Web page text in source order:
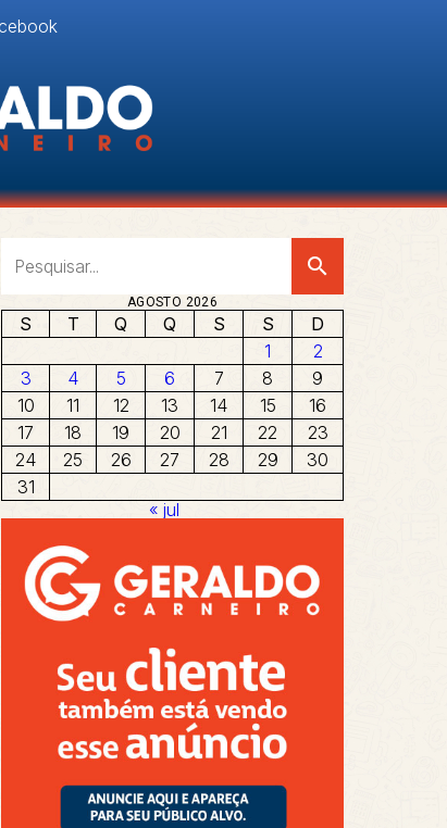
search
AGOSTO 2026
S T Q Q S S
D
1
2
3
4 5 6 7 8
9
10
11 12 13 14 15
16
17
18 19 20 21 22
23
24
25 26 27 28 29
30
31
« jul